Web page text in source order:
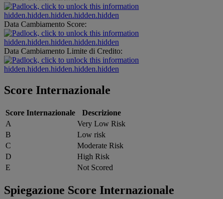
hidden.hidden.hidden.hidden.hidden
Data Cambiamento Score:
hidden.hidden.hidden.hidden.hidden
Data Cambiamento Limite di Credito:
hidden.hidden.hidden.hidden.hidden
Score Internazionale
Score Internazionale
Descrizione
A
Very Low Risk
B
Low risk
C
Moderate Risk
D
High Risk
E
Not Scored
Spiegazione Score Internazionale